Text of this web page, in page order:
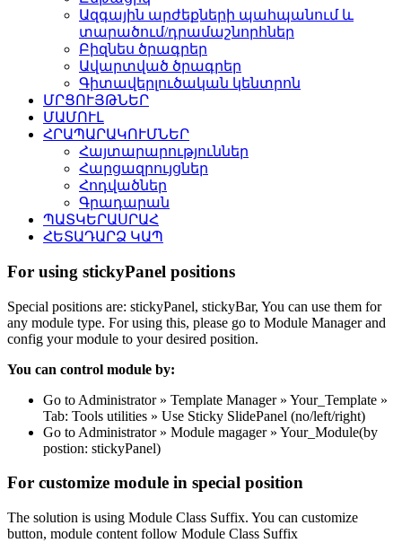
Ազգային արժեքների պահպանում և
տարածում/դրամաշնորհներ
Բիզնես ծրագրեր
Ավարտված ծրագրեր
Գիտավերլուծական կենտրոն
ՄՐՑՈՒՅԹՆԵՐ
ՄԱՄՈՒԼ
ՀՐԱՊԱՐԱԿՈՒՄՆԵՐ
Հայտարարություններ
Հարցազրույցներ
Հոդվածներ
Գրադարան
ՊԱՏԿԵՐԱՍՐԱՀ
ՀԵՏԱԴԱՐՁ ԿԱՊ
For using stickyPanel positions
Special positions are: stickyPanel, stickyBar, You can use them for
any module type. For using this, please go to Module Manager and
config your module to your desired position.
You can control module by:
Go to Administrator » Template Manager » Your_Template »
Tab: Tools utilities » Use Sticky SlidePanel (no/left/right)
Go to Administrator » Module magager » Your_Module(by
postion: stickyPanel)
For customize module in special position
The solution is using Module Class Suffix. You can customize
button, module content follow Module Class Suffix